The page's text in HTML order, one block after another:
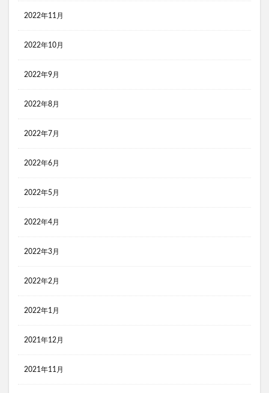
2022年11月
2022年10月
2022年9月
2022年8月
2022年7月
2022年6月
2022年5月
2022年4月
2022年3月
2022年2月
2022年1月
2021年12月
2021年11月